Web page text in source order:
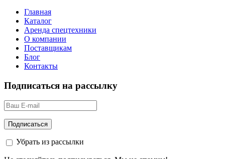
Главная
Каталог
Аренда спецтехники
О компании
Поставщикам
Блог
Контакты
Подписаться на рассылку
Убрать из рассылки